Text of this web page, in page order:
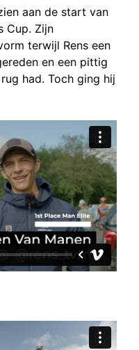
aan de start van
Cup. Zijn
terwijl Rens een
en een pittig
had. Toch ging hij